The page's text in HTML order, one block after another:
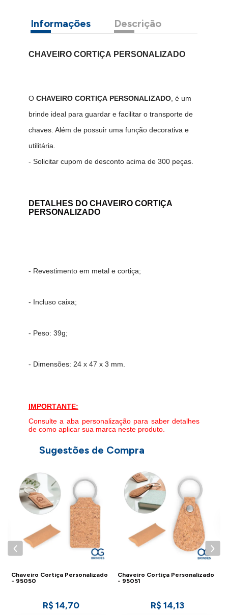
Informações Descrição
CHAVEIRO CORTIÇA PERSONALIZADO
O CHAVEIRO CORTIÇA PERSONALIZADO, é um
brinde ideal para guardar e facilitar o transporte de
chaves. Além de possuir uma função decorativa e
utilitária.
- Solicitar cupom de desconto acima de 300 peças.
DETALHES DO CHAVEIRO CORTIÇA
PERSONALIZADO
- Revestimento em metal e cortiça;
- Incluso caixa;
- Peso: 39g;
- Dimensões: 24 x 47 x 3 mm.
IMPORTANTE:
Consulte a aba personalização para saber detalhes
de como aplicar sua marca neste produto.
Sugestões de Compra
Chaveiro Cortiça Personalizado
- 95050
R$ 14,70
Chaveiro Cortiça Personalizado
- 95051
R$ 14,13